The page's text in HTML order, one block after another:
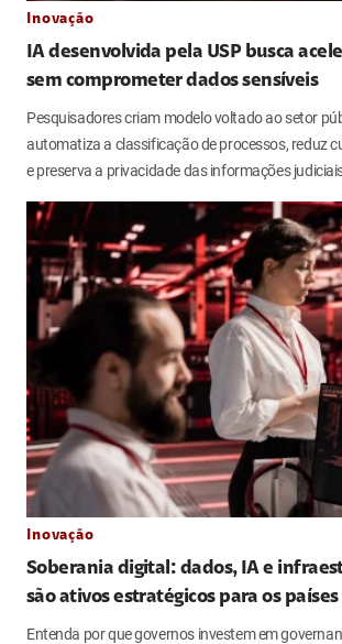
Inovação
IA desenvolvida pela USP busca
sem comprometer dados sensíveis
Pesquisadores criam modelo voltado ao setor
automatiza a classificação de processos, reduz
e preserva a privacidade das informações
Inovação
Soberania digital: dados, IA e
são ativos estratégicos para os países
Entenda por que governos investem em